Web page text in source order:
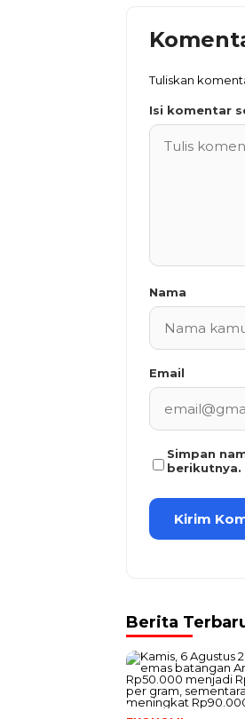
Tuliskan
Isi komentar
Nama
Email
Simpan
berikutnya.
Berita